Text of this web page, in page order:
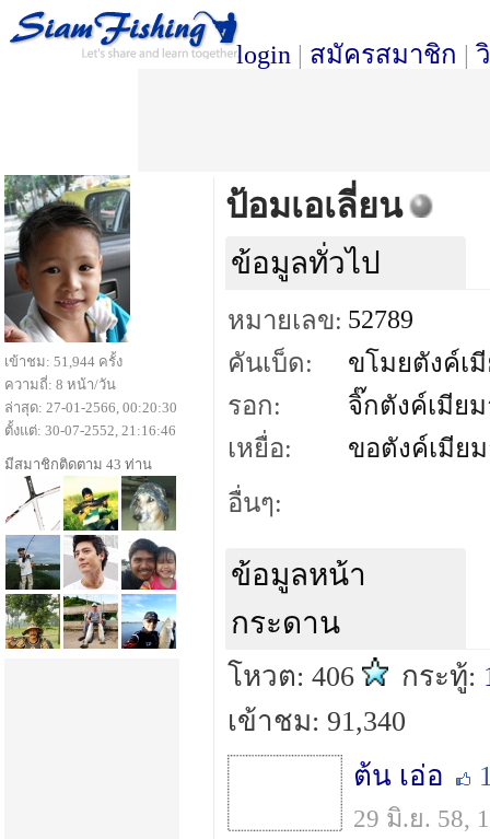
login | สมัครสมาชิก |
ป้อมเอเลี่ยน
ข้อมูลทั่วไป
หมายเลข: 52789
คันเบ็ด:
ขโมยตังค์เ
รอก:
จิ๊กตังค์เมีย
เหยื่อ:
ขอตังค์เมีย
อื่นๆ:
ข้อมูลหน้า
กระดาน
โหวต: 406 กระทู้:
เข้าชม: 91,340
ต้น เอ่อ
29 มิ.ย. 58,
เข้าชม: 51,944 ครั้ง
ความถี่: 8 หน้า/วัน
ล่าสุด: 27-01-2566, 00:20:30
ตั้งแต่: 30-07-2552, 21:16:46
มีสมาชิกติดตาม 43 ท่าน